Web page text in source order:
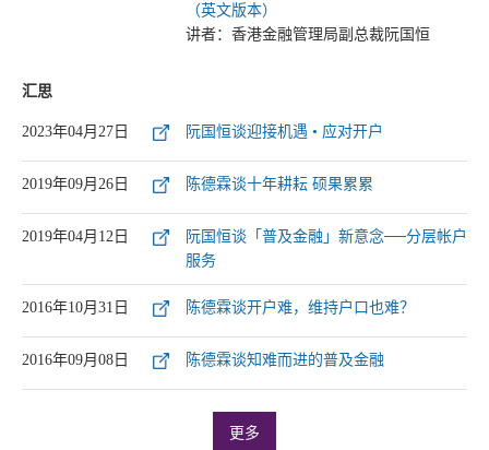
（英文版本）
讲者：香港金融管理局副总裁阮国恒
汇思
2023年04月27日 阮国恒谈迎接机遇 • 应对开户
2019年09月26日 陈德霖谈十年耕耘 硕果累累
2019年04月12日
阮国恒谈「普及金融」新意念──分层帐户
服务
2016年10月31日 陈德霖谈开户难，维持户口也难？
2016年09月08日 陈德霖谈知难而进的普及金融
更多